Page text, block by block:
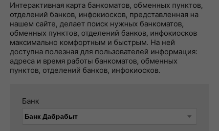
Интерактивная карта банкоматов, обменных пунктов,
отделений банков, инфокиосков, представленная на
нашем сайте, делает поиск нужных банкоматов,
обменных пунктов, отделений банков, инфокиосков
максимально комфортным и быстрым. На ней
доступна полезная для пользователей информация:
адреса и время работы банкоматов, обменных
пунктов, отделений банков, инфокиосков.
Банк